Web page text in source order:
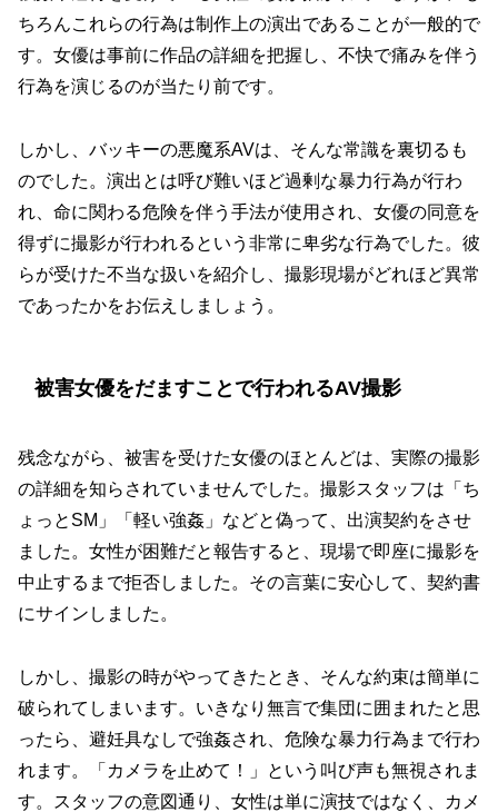
ちろんこれらの行為は制作上の演出であることが一般的で
す。女優は事前に作品の詳細を把握し、不快で痛みを伴う
行為を演じるのが当たり前です。
しかし、バッキーの悪魔系AVは、そんな常識を裏切るも
のでした。演出とは呼び難いほど過剰な暴力行為が行わ
れ、命に関わる危険を伴う手法が使用され、女優の同意を
得ずに撮影が行われるという非常に卑劣な行為でした。彼
らが受けた不当な扱いを紹介し、撮影現場がどれほど異常
であったかをお伝えしましょう。
被害女優をだますことで行われるAV撮影
残念ながら、被害を受けた女優のほとんどは、実際の撮影
の詳細を知らされていませんでした。撮影スタッフは「ち
ょっとSM」「軽い強姦」などと偽って、出演契約をさせ
ました。女性が困難だと報告すると、現場で即座に撮影を
中止するまで拒否しました。その言葉に安心して、契約書
にサインしました。
しかし、撮影の時がやってきたとき、そんな約束は簡単に
破られてしまいます。いきなり無言で集団に囲まれたと思
ったら、避妊具なしで強姦され、危険な暴力行為まで行わ
れます。「カメラを止めて！」という叫び声も無視されま
す。スタッフの意図通り、女性は単に演技ではなく、カメ